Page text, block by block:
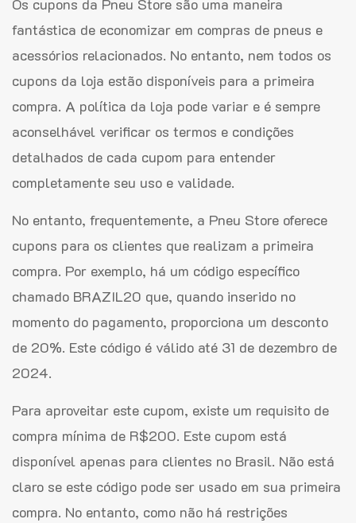
Os cupons da Pneu Store são uma maneira
fantástica de economizar em compras de pneus e
acessórios relacionados. No entanto, nem todos os
cupons da loja estão disponíveis para a primeira
compra. A política da loja pode variar e é sempre
aconselhável verificar os termos e condições
detalhados de cada cupom para entender
completamente seu uso e validade.
No entanto, frequentemente, a Pneu Store oferece
cupons para os clientes que realizam a primeira
compra. Por exemplo, há um código específico
chamado BRAZIL20 que, quando inserido no
momento do pagamento, proporciona um desconto
de 20%. Este código é válido até 31 de dezembro de
2024.
Para aproveitar este cupom, existe um requisito de
compra mínima de R$200. Este cupom está
disponível apenas para clientes no Brasil. Não está
claro se este código pode ser usado em sua primeira
compra. No entanto, como não há restrições